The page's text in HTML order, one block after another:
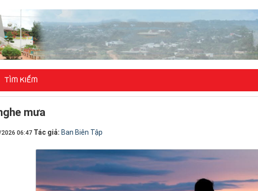
TÌM KIẾM
mưa
06:47 Tác giả: Ban Biên Tập